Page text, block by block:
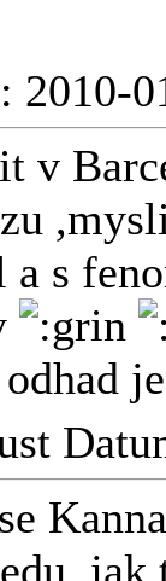
2010-
v
s